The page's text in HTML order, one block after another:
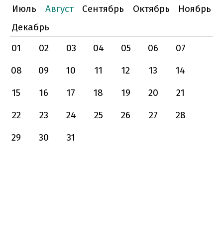
Июль
Август Сентябрь Октябрь
Ноябрь
Декабрь
01
02 03 04 05 06
07
08
09 10 11 12 13
14
15
16 17 18 19 20
21
22
23 24 25 26 27
28
29
30 31